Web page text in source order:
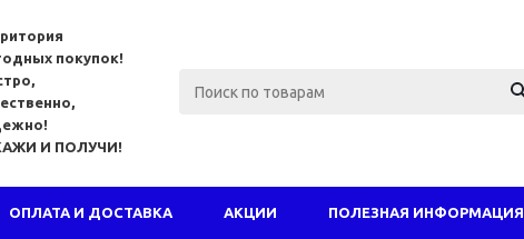
покупок!
И ПОЛУЧИ!
ОПЛАТА И ДОСТАВКА АКЦИИ ПОЛЕЗНАЯ ИНФОРМАЦИЯ